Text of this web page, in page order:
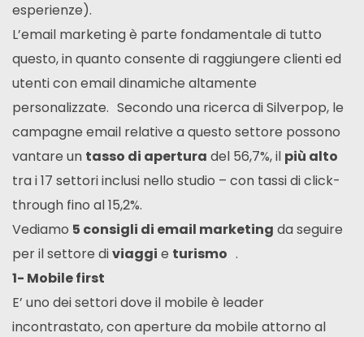
esperienze).
L’email marketing è parte fondamentale di tutto
questo, in quanto consente di raggiungere clienti ed
utenti con email dinamiche altamente
personalizzate. Secondo una ricerca di Silverpop, le
campagne email relative a questo settore possono
vantare un tasso di apertura del 56,7%, il più alto
tra i 17 settori inclusi nello studio – con tassi di click-
through fino al 15,2%.
Vediamo 5 consigli di email marketing da seguire
per il settore diviaggi e turismo .
1- Mobile first
E’ uno dei settori dove il mobile è leader
incontrastato, con aperture da mobile attorno al